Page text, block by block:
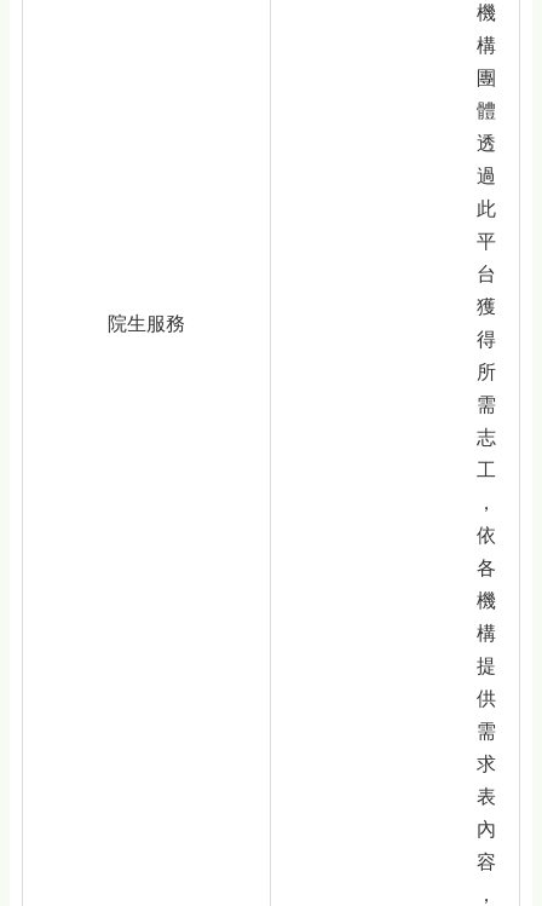
院生服務
機
構
團
體
透
過
此
平
台
獲
得
所
需
志
工
，
依
各
機
構
提
供
需
求
表
內
容
，